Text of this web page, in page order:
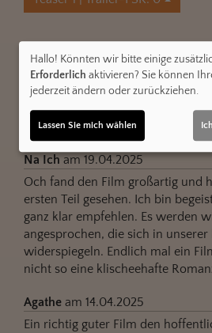
Kommentare
★★★★☆ 34
Super Film. Empfehlendswert.
Na Icham 19.04.2025
Och fand den Film großartig und
ersten Teil gesehen. Ich bin
ganz klar empfehlen. Es werden
angesprochen, die sich in
widerspiegeln. Endlich mal ein
nicht so eine klischeehafte
Agathe am 14.04.2025
Ein richtig guter Film den
Hallo! Könnten wir bitte einige
Erforderlich aktivieren? Sie können
jederzeit ändern oder zurückziehen.
Lassen Sie mich wählen